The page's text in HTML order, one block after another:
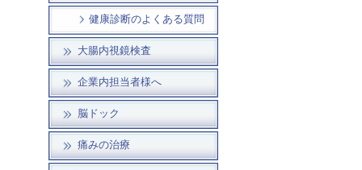
健康診断のよくある質問
大腸内視鏡検査
企業内担当者様へ
脳ドック
痛みの治療